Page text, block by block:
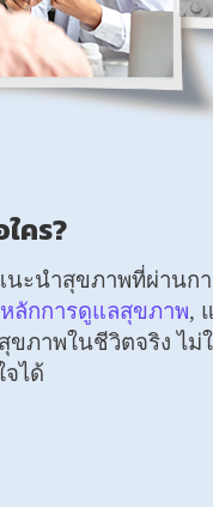
คร?
นะนำสุขภาพที่ผ่านก
ลักการดูแลสุขภาพ,
ขภาพในชีวิตจริง ไม่
ได้